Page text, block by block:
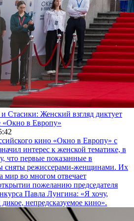
Стасики: Женский взгляд диктует
«Окно в Европу»
кино «Окно в Европу» с
интерес к женской тематике, в
что первые показанные в
сняты режиссерами-женщинами. Их
мир во многом отвечает
пожеланию председателя
Павла Лунгина: «Я хочу,
непредсказуемое кино».